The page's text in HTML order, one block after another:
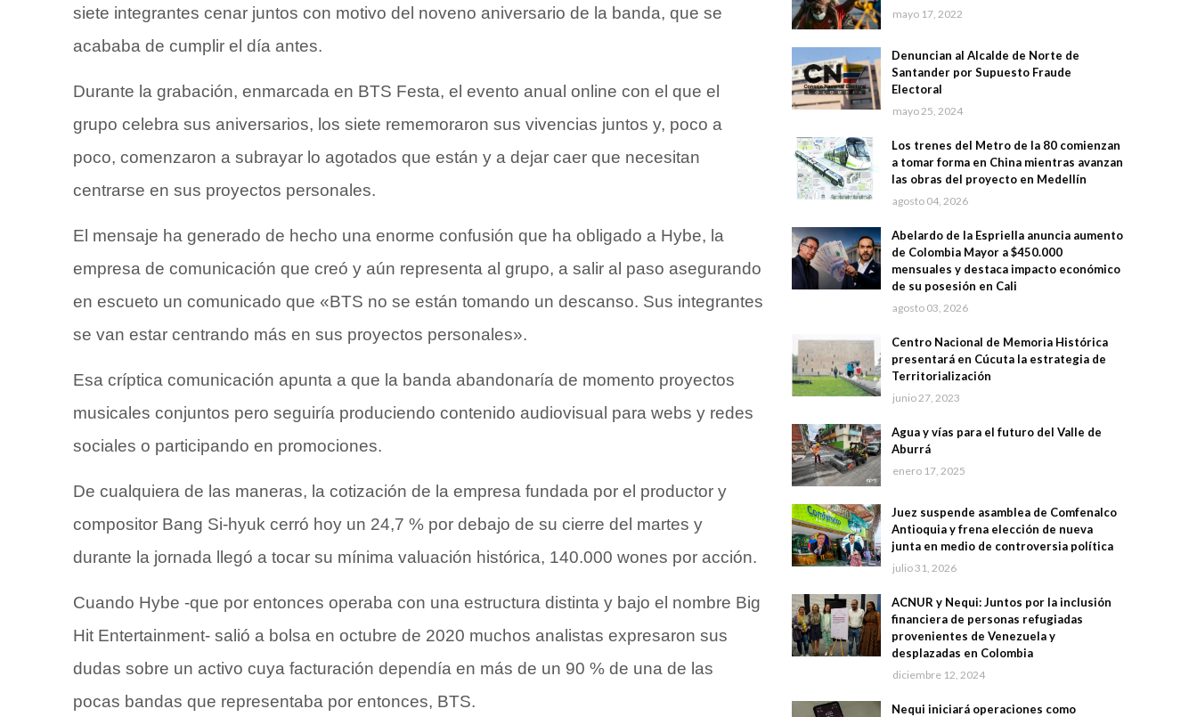
siete integrantes cenar juntos con motivo del noveno aniversario de la banda, que se
acababa de cumplir el día antes.
Durante la grabación, enmarcada en BTS Festa, el evento anual online con el que el
grupo celebra sus aniversarios, los siete rememoraron sus vivencias juntos y, poco a
poco, comenzaron a subrayar lo agotados que están y a dejar caer que necesitan
centrarse en sus proyectos personales.
El mensaje ha generado de hecho una enorme confusión que ha obligado a Hybe, la
empresa de comunicación que creó y aún representa al grupo, a salir al paso asegurando
en escueto un comunicado que «BTS no se están tomando un descanso. Sus integrantes
se van estar centrando más en sus proyectos personales».
Esa críptica comunicación apunta a que la banda abandonaría de momento proyectos
musicales conjuntos pero seguiría produciendo contenido audiovisual para webs y redes
sociales o participando en promociones.
De cualquiera de las maneras, la cotización de la empresa fundada por el productor y
compositor Bang Si-hyuk cerró hoy un 24,7 % por debajo de su cierre del martes y
durante la jornada llegó a tocar su mínima valuación histórica, 140.000 wones por acción.
Cuando Hybe -que por entonces operaba con una estructura distinta y bajo el nombre Big
Hit Entertainment- salió a bolsa en octubre de 2020 muchos analistas expresaron sus
dudas sobre un activo cuya facturación dependía en más de un 90 % de una de las
pocas bandas que representaba por entonces, BTS.
mayo 17, 2022
Denuncian al Alcalde de Norte de
Santander por Supuesto Fraude
Electoral
mayo 25, 2024
Los trenes del Metro de la 80 comienzan
a tomar forma en China mientras avanzan
las obras del proyecto en Medellín
agosto 04, 2026
Abelardo de la Espriella anuncia aumento
de Colombia Mayor a $450.000
mensuales y destaca impacto económico
de su posesión en Cali
agosto 03, 2026
Centro Nacional de Memoria Histórica
presentará en Cúcuta la estrategia de
Territorialización
junio 27, 2023
Agua y vías para el futuro del Valle de
Aburrá
enero 17, 2025
Juez suspende asamblea de Comfenalco
Antioquia y frena elección de nueva
junta en medio de controversia política
julio 31, 2026
ACNUR y Nequi: Juntos por la inclusión
financiera de personas refugiadas
provenientes de Venezuela y
desplazadas en Colombia
diciembre 12, 2024
Nequi iniciará operaciones como